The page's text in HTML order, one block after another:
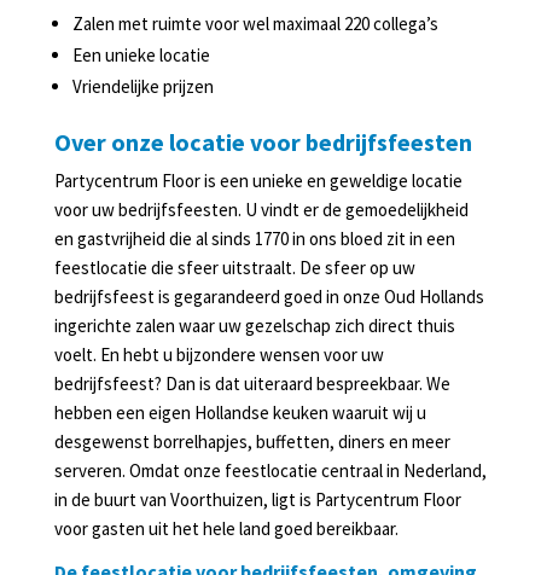
Zalen met ruimte voor wel maximaal 220 collega’s
Een unieke locatie
Vriendelijke prijzen
Over onze locatie voor bedrijfsfeesten
Partycentrum Floor is een unieke en geweldige locatie
voor uw bedrijfsfeesten. U vindt er de gemoedelijkheid
en gastvrijheid die al sinds 1770 in ons bloed zit in een
feestlocatie die sfeer uitstraalt. De sfeer op uw
bedrijfsfeest is gegarandeerd goed in onze Oud Hollands
ingerichte zalen waar uw gezelschap zich direct thuis
voelt. En hebt u bijzondere wensen voor uw
bedrijfsfeest? Dan is dat uiteraard bespreekbaar. We
hebben een eigen Hollandse keuken waaruit wij u
desgewenst borrelhapjes, buffetten, diners en meer
serveren. Omdat onze feestlocatie centraal in Nederland,
in de buurt van Voorthuizen, ligt is Partycentrum Floor
voor gasten uit het hele land goed bereikbaar.